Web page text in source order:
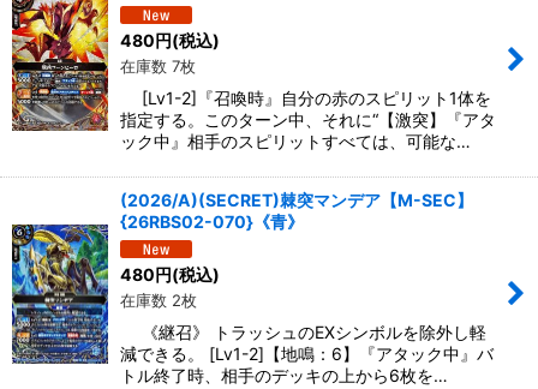
480円(税込)
在庫数 7枚
[Lv1-2]『召喚時』自分の赤のスピリット1体を
指定する。このターン中、それに“【激突】『アタ
ック中』相手のスピリットすべては、可能な…
(2026/A)(SECRET)棘突マンデア【M-SEC】
{26RBS02-070}《青》
480円(税込)
在庫数 2枚
《継召》 トラッシュのEXシンボルを除外し軽
減できる。 [Lv1-2]【地鳴：6】『アタック中』バ
トル終了時、相手のデッキの上から6枚を…